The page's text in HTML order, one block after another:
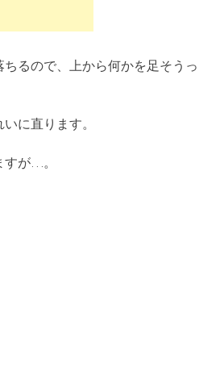
るので、上から何かを足そうっ
に直ります。
が…。